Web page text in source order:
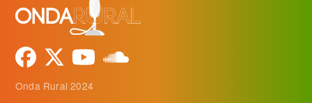
Onda Rural 2024